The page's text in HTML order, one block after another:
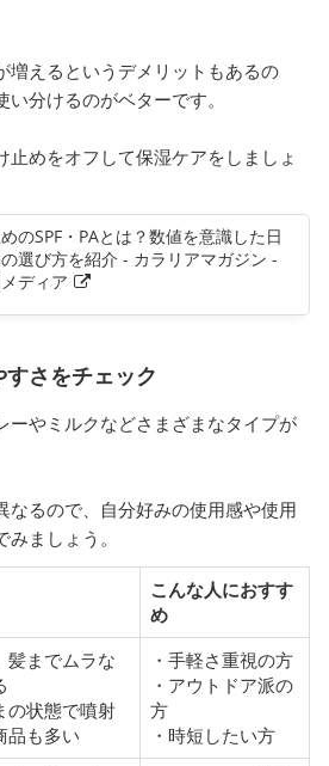
増えるというデメリットもあるの
分けるのがベターです。
止めをオフして保湿ケアをしましょ
のSPF・PAとは？数値を意識した日
選び方を紹介 - カラリアマガジン -
ディア
さをチェック
ーやミルクなどさまざまなタイプが
なるので、自分好みの使用感や使用
ましょう。
こんな人におすす
め
髪までムラな
の状態で噴射
品も多い
・手軽さ重視の方
・アウトドア派の
方
・時短したい方